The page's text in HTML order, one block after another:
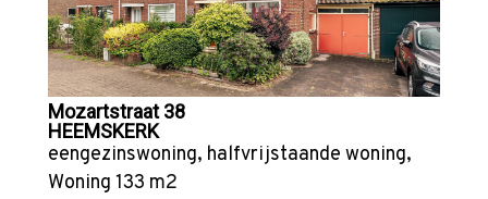
Mozartstraat 38
HEEMSKERK
eengezinswoning, halfvrijstaande woning,
Woning 133 m2